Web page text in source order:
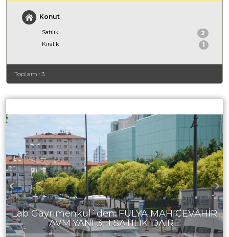
Konut
Satılık 2
Kiralık 1
Toplam : 3
Lab Gayrimenkul`den...FULYA MAH CEVAHİR
AVM YANI 3+1 SATILIK DAİRE